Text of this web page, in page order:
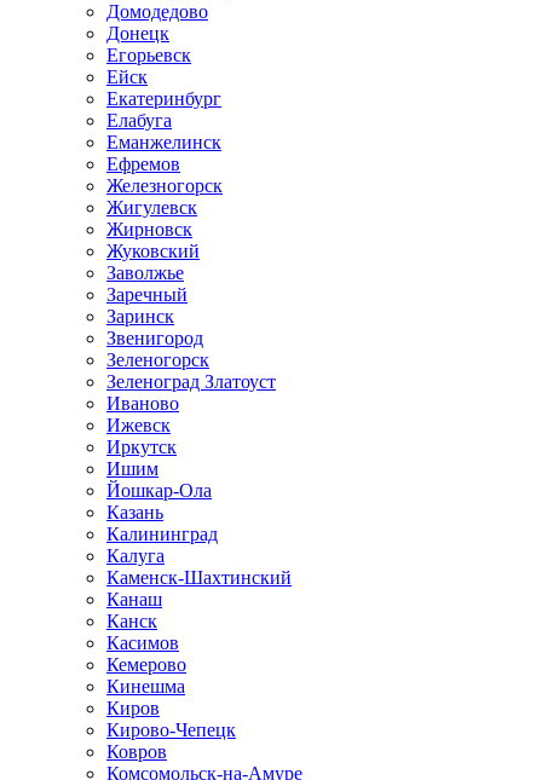
Домодедово
Донецк
Егорьевск
Ейск
Екатеринбург
Елабуга
Еманжелинск
Ефремов
Железногорск
Жигулевск
Жирновск
Жуковский
Заволжье
Заречный
Заринск
Звенигород
Зеленогорск
Зеленоград Златоуст
Иваново
Ижевск
Иркутск
Ишим
Йошкар-Ола
Казань
Калининград
Калуга
Каменск-Шахтинский
Канаш
Канск
Касимов
Кемерово
Кинешма
Киров
Кирово-Чепецк
Ковров
Комсомольск-на-Амуре